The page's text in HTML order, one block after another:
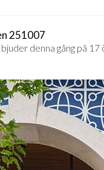
251007
denna gång på